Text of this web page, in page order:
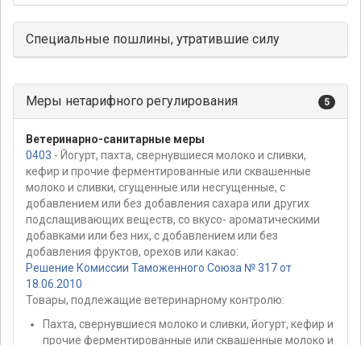
Специальные пошлины, утратившие силу
Меры нетарифного регулирования 5
Ветеринарно-санитарные меры
0403 - Йогурт, пахта, свернувшиеся молоко и сливки,
кефир и прочие ферментированные или сквашенные
молоко и сливки, сгущенные или несгущенные, с
добавлением или без добавления сахара или других
подслащивающих веществ, со вкусо- ароматическими
добавками или без них, с добавлением или без
добавления фруктов, орехов или какао:
Решение Комиссии Таможенного Союза № 317 от
18.06.2010
Товары, подлежащие ветеринарному контролю:
Пахта, свернувшиеся молоко и сливки, йогурт, кефир и
прочие ферментированные или сквашенные молоко и